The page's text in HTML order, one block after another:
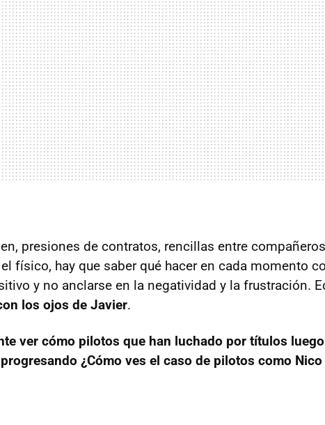
presiones de contratos, rencillas entre
físico, hay que saber qué hacer en cada momento
y no anclarse en la negatividad y la frustración.
los ojos de Javier.
ver cómo pilotos que han luchado por títulos
¿Cómo ves el caso de pilotos como